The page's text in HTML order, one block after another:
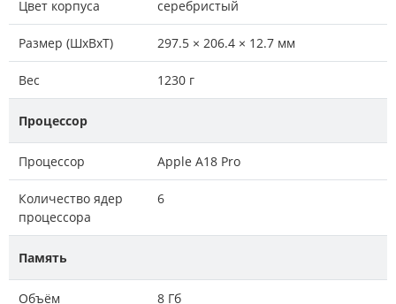
Цвет корпуса серебристый
Размер (ШxВxТ) 297.5 × 206.4 × 12.7 мм
Вес 1230 г
Процессор
Процессор Apple A18 Pro
Количество ядер
процессора
6
Память
Объём
8 Гб